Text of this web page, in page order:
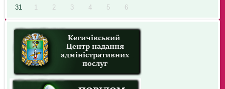
31 1 2 3 4 5 6